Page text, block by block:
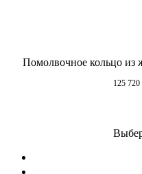
Помолвочное кольцо из
125 720